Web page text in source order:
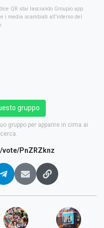
QR stai lasciando Groupio.app
i media scambiati all'interno del
gruppo
gruppo per apparire in cima ai
PnZRZknz